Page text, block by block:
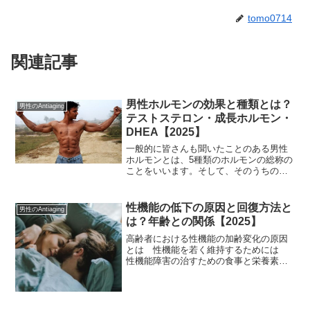
tomo0714
関連記事
男性のAntiaging
男性ホルモンの効果と種類とは？
テストステロン・成長ホルモン・
DHEA【2025】
一般的に皆さんも聞いたことのある男性
ホルモンとは、5種類のホルモンの総称の
ことをいいます。そして、そのうちの９
ールを原料にして睾丸で作られることか
ら、コレステロールの過剰な取りすぎは
良くないことであるといっても、ダイエ
ットや菜食主義などでタンパク質
男性のAntiaging
性機能の低下の原因と回復方法と
は？年齢との関係【2025】
高齢者における性機能の加齢変化の原因
とは 性機能を若く維持するためには
性機能障害の治すための食事と栄養素と